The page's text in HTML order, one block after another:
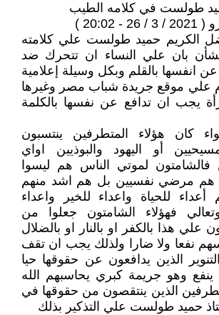
)
الكريم حميد طولست علي كلامته
بان علي النساء ان تتحرك ضد
عن انفسها بالقلم وبكل وسيلة إعلامية
علي موقع جريدة شباب مصر وغيرها
يجب ان تدافع عن نفسها بالكلمة
كان هؤلاء المتطرفين ينتسبون
أو اليهود والبوذيين اواي
لموتي الناس هم ليسوا
هم مرضي نفسيين بل هم اشد منهم
أعداء للحياة واعداء للخير واعداء
فهؤلاء الشامتون جعلوا من
علي هذا بالكفر او بالنار او بالضلال
نفعا ولا ضارا ولذلك يجب ان تقف
الذين يدافعون عن حقوقها حيا
ينفع وهو جريمة كبري يحاسبهم الله
الذين ينتقصون من حقوقها في
حميد طولست علي التذكير بذلك